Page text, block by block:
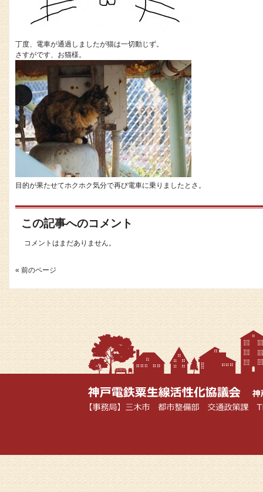
丁度、電車が通過しましたが猫は一切動じず。
さすがです、お猫様。
目的が果たせてホクホク気分で再び電車に乗りましたとさ。
この記事へのコメント
コメントはまだありません。
« 前のページ